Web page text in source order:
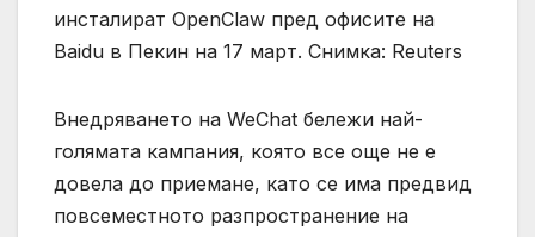
инсталират OpenClaw пред офисите на
Baidu в Пекин на 17 март. Снимка: Reuters
Внедряването на WeChat бележи най-
голямата кампания, която все още не е
довела до приемане, като се има предвид
повсеместното разпространение на